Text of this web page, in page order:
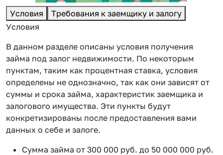
Условия
Требования к заемщику и залогу
Условия
В данном разделе описаны условия получения
займа под залог недвижимости. По некоторым
пунктам, таким как процентная ставка, условия
определены не однозначно, так как они зависят от
суммы и срока займа, характеристик заемщика и
залогового имущества. Эти пункты будут
конкретизированы после предоставления вами
данных о себе и залоге.
Сумма займа от 300 000 руб. до 50 000 000 руб.